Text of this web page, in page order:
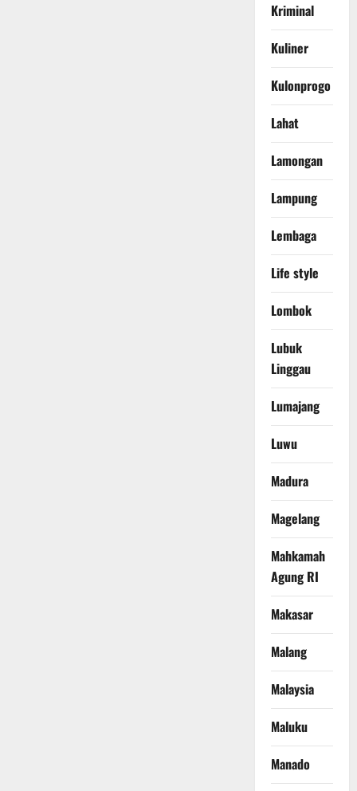
Kriminal
Kuliner
Kulonprogo
Lahat
Lamongan
Lampung
Lembaga
Life style
Lombok
Lubuk
Linggau
Lumajang
Luwu
Madura
Magelang
Mahkamah
Agung RI
Makasar
Malang
Malaysia
Maluku
Manado